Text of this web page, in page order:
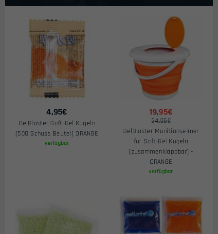
4,95€
GelBlaster Soft-Gel Kugeln
(500 Schuss Beutel) ORANGE
verfügbar
19,95€
24,95€
GelBlaster Munitionseimer
für Soft-Gel Kugeln
(zusammenklappbar) -
ORANGE
verfügbar